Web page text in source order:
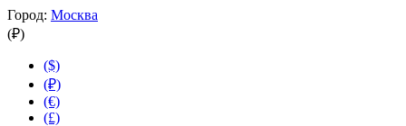
Город: Москва
(₽)
($)
(₽)
(€)
(£)